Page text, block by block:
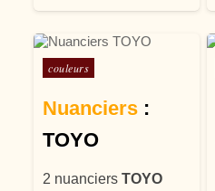
Posté dans
couleurs
Nuanciers :
TOYO
2 nuanciersTOYO